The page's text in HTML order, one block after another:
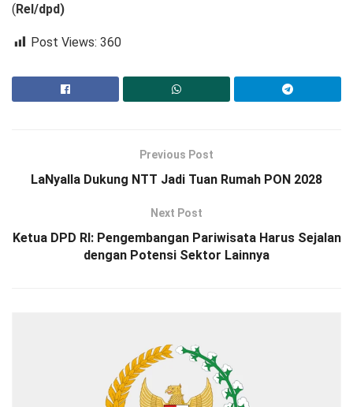
(Rel/dpd)
Post Views: 360
Previous Post
LaNyalla Dukung NTT Jadi Tuan Rumah PON 2028
Next Post
Ketua DPD RI: Pengembangan Pariwisata Harus Sejalan
dengan Potensi Sektor Lainnya